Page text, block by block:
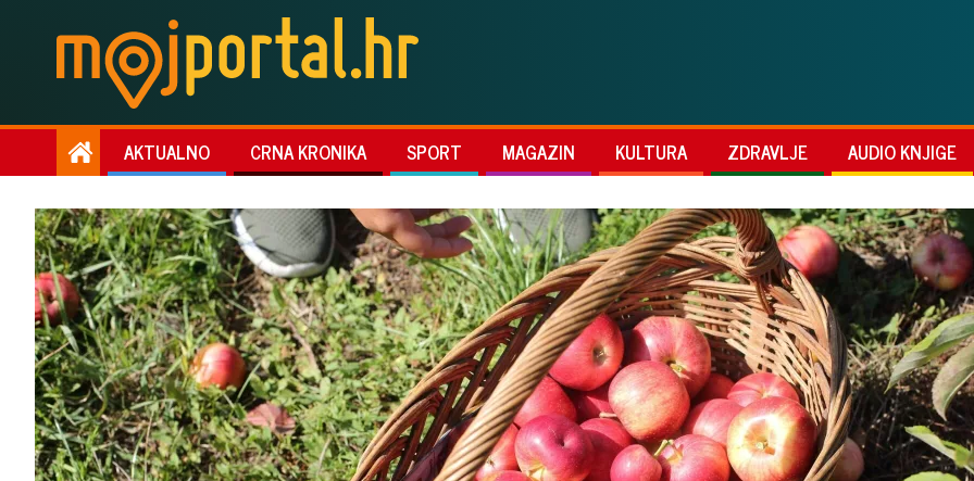
AKTUALNO CRNA KRONIKA SPORT MAGAZIN KULTURA ZDRAVLJE AUDIO KNJIGE